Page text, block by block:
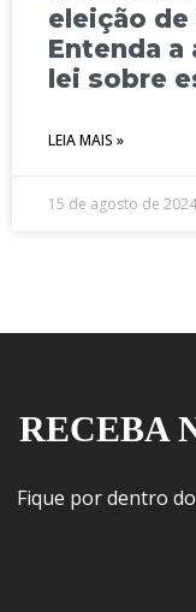
eleição
Entenda a
lei sobre
LEIA MAIS »
15 de agosto de 2024
RECEBA
Fique por dentro